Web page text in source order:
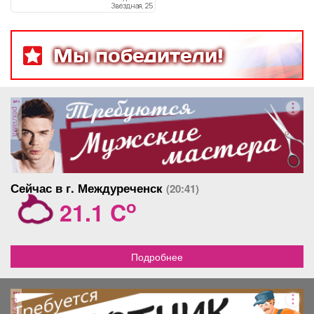
Звездная, 25
Мы победители!
реклама
Сейчас в г. Междуреченск (20:41)
21.1 Co
Подробнее